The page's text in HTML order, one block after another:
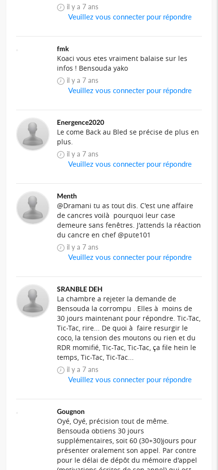
il y a 7 ans
Veuillez vous connecter pour répondre
fmk
Koaci vous etes vraiment balaise sur les
infos ! Bensouda yako
il y a 7 ans
Veuillez vous connecter pour répondre
Energence2020
Le come Back au Bled se précise de plus en
plus.
il y a 7 ans
Veuillez vous connecter pour répondre
Menth
@Dramani tu as tout dis. C'est une affaire
de cancres voilà pourquoi leur case
demeure sans fenêtres. J'attends la réaction
du cancre en chef @pute101
il y a 7 ans
Veuillez vous connecter pour répondre
SRANBLE DEH
La chambre a rejeter la demande de
Bensouda la corrompu . Elles à moins de
30 jours maintenant pour répondre. Tic-Tac,
Tic-Tac, rire... De quoi à faire resurgir le
coco, la tension des moutons ou rien et du
RDR momifié, Tic-Tac, Tic-Tac, ça file hein le
temps, Tic-Tac, Tic-Tac...
il y a 7 ans
Veuillez vous connecter pour répondre
Gougnon
Oyé, Oyé, précision tout de même.
Bensouda obtiens 30 jours
supplémentaires, soit 60 (30+30)jours pour
présenter oralement son appel. Par contre
pour le délai de dépôt du mémoire d'appel